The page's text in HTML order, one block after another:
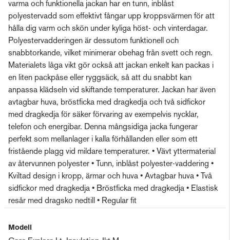
varma och funktionella jackan har en tunn, inblåst
polyestervadd som effektivt fångar upp kroppsvärmen för att
hålla dig varm och skön under kyliga höst- och vinterdagar.
Polyestervadderingen är dessutom funktionell och
snabbtorkande, vilket minimerar obehag från svett och regn.
Materialets låga vikt gör också att jackan enkelt kan packas i
en liten packpåse eller ryggsäck, så att du snabbt kan
anpassa klädseln vid skiftande temperaturer. Jackan har även
avtagbar huva, bröstficka med dragkedja och två sidfickor
med dragkedja för säker förvaring av exempelvis nycklar,
telefon och energibar. Denna mångsidiga jacka fungerar
perfekt som mellanlager i kalla förhållanden eller som ett
fristående plagg vid mildare temperaturer. • Vävt yttermaterial
av återvunnen polyester • Tunn, inblåst polyester-vaddering •
Kviltad design i kropp, ärmar och huva • Avtagbar huva • Två
sidfickor med dragkedja • Bröstficka med dragkedja • Elastisk
resår med dragsko nedtill • Regular fit
Modell